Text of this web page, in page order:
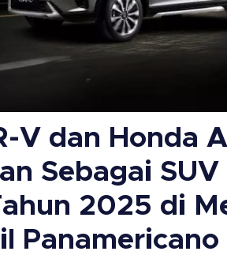
V dan Honda
Sebagai SUV
2025 di
Panamericano